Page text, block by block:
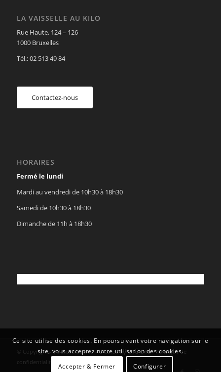
LA VAISSELLE AU KILO
Rue Haute, 124 – 126
1000 Bruxelles
Tél.: 02 513 49 84
Contactez-nous
HORAIRES
Fermé le lundi
Mardi au vendredi de 10h30 à 18h30
Samedi de 10h30 à 18h30
Dimanche de 11h à 18h30
© Copyright - Vaisselle au Kilo - Created byOYÉ-OYÉ-Politique de
confidentialité
Ce site utilise des cookies. En poursuivant votre navigation sur le
site, vous acceptez notre utilisation des cookies.
Accepter & Fermer
Configurer